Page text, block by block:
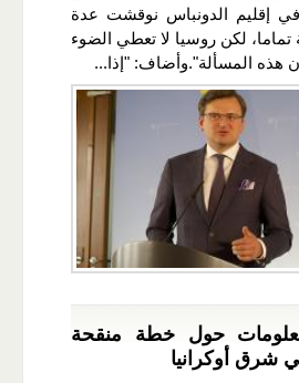
إقليم الدونباس نوقشت عدة
لكن روسيا لا تعطي الضوء
هذه المسألة".وأضاف: "إذا...
حول خطة منقحة
شرق أوكرانيا